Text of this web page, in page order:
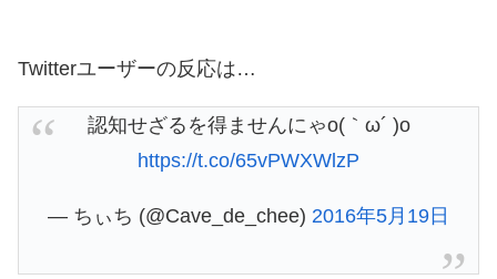
Twitterユーザーの反応は…
認知せざるを得ませんにゃo(｀ω´ )o
https://t.co/65vPWXWlzP
— ちぃち (@Cave_de_chee) 2016年5月19日